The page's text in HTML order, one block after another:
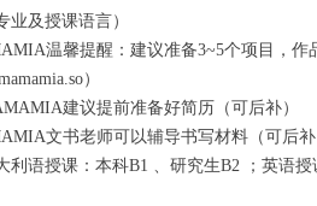
业及授课语言）
温馨提醒：建议准备3~5个项目，
）
建议提前准备好简历（可后补）
文书老师可以辅导书写材料（可后
利语授课：本科B1 、研究生B2 ；英语